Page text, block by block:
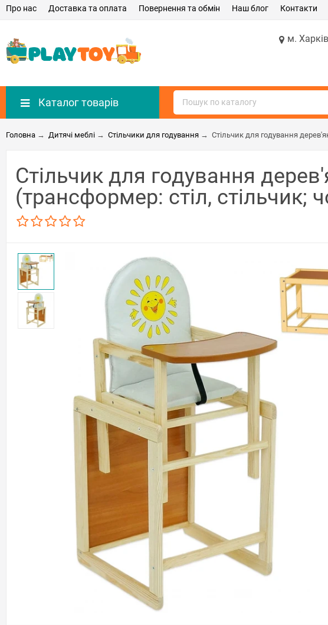
Про нас Доставка та оплата Повернення та обмін Наш блог Контакти
м.
Каталог товарів
Головна → Дитячі меблі → Стільчики для годування → Стільчик для годування
Стільчик для годування
(трансформер: стіл, стільчик;